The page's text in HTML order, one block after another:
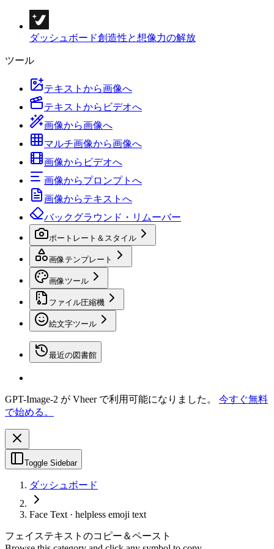
ダッシュボード創造性と想像力の解放
ツール
テキストから画像へ
テキストからビデオへ
画像から画像へ
マルチ画像から画像へ
画像からビデオへ
画像からプロンプトへ
画像からテキストへ
バックグラウンド・リムーバー
ポートレート＆スタイル
画像テンプレート
画像ツール
ファイル圧縮機
絵文字ツール
最近の図書館
GPT-Image-2 が Vheer で利用可能になりました。
今すぐ無料
で始める。
Toggle Sidebar
ダッシュボード
Face Text · helpless emoji text
フェイステキストのコピー＆ペースト